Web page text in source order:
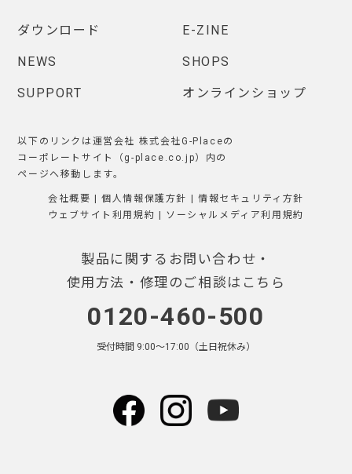
ダウンロード E-ZINE
NEWS SHOPS
SUPPORT オンラインショップ
以下のリンクは運営会社 株式会社G-Placeの
コーポレートサイト（g-place.co.jp）内の
ページへ移動します。
会社概要 |個人情報保護方針 | 情報セキュリティ方針
ウェブサイト利用規約 | ソーシャルメディア利用規約
製品に関するお問い合わせ・
使用方法・修理のご相談はこちら
0120-460-500
受付時間 9:00〜17:00（土日祝休み）